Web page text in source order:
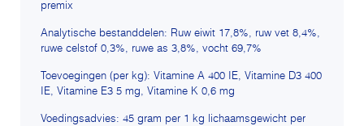
premix
Analytische bestanddelen: Ruw eiwit 17,8%, ruw vet 8,4%,
ruwe celstof 0,3%, ruwe as 3,8%, vocht 69,7%
Toevoegingen (per kg): Vitamine A 400 IE, Vitamine D3 400
IE, Vitamine E3 5 mg, Vitamine K 0,6 mg
Voedingsadvies: 45 gram per 1 kg lichaamsgewicht per